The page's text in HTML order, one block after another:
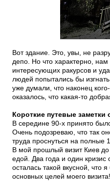
Вот здание. Это, увы, не
депо. Но что характерно,
интересующих ракурсов и
людей попытались бы
уже думали, что наконец
оказалось, что какая-то
Короткие путевые
В середине 90-х принято
Очень подозреваю, что так
труда проснуться на полные
В мой прошлый визит Киев
едой. Два года и один
осталась такой вкусной,
основных целей моего визита!